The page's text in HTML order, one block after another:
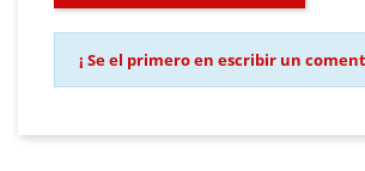
¡ Se el primero en escribir un